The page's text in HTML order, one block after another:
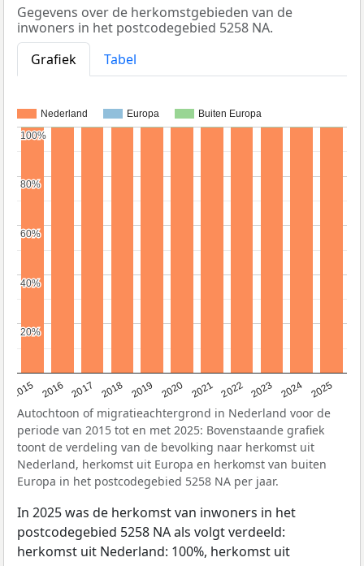
Gegevens over de herkomstgebieden van de
inwoners in het postcodegebied 5258 NA.
Grafiek
Tabel
Nederland Europa Buiten Europa
2015 2016 2017 2018 2019 2020 2021 2022 2023 2024 2025
20%
20%
40%
40%
60%
60%
80%
80%
100%
100%
Autochtoon of migratieachtergrond in Nederland voor de
periode van 2015 tot en met 2025: Bovenstaande grafiek
toont de verdeling van de bevolking naar herkomst uit
Nederland, herkomst uit Europa en herkomst van buiten
Europa in het postcodegebied 5258 NA per jaar.
In 2025 was de herkomst van inwoners in het
postcodegebied 5258 NA als volgt verdeeld:
herkomst uit Nederland: 100%, herkomst uit